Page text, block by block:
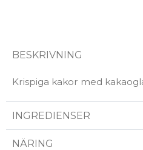
BESKRIVNING
Krispiga kakor med
INGREDIENSER
NÄRING